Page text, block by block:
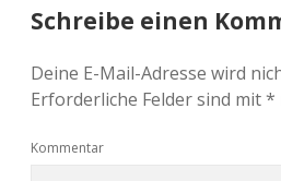
Schreibe einen
Deine E-Mail-Adresse wird
Erforderliche Felder sind mit*
Kommentar